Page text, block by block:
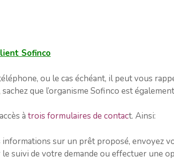
Sofinco
ou le cas échéant, il peut vous
que l’organisme Sofinco est également
à trois formulaires de contact. Ainsi:
sur un prêt proposé, envoyez
suivi de votre demande ou effectuer une